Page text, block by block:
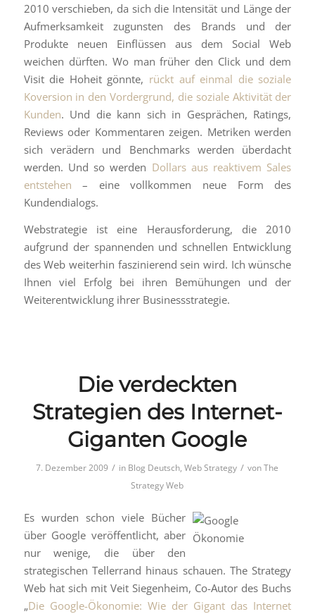
2010 verschieben, da sich die Intensität und Länge der
Aufmerksamkeit zugunsten des Brands und der
Produkte neuen Einflüssen aus dem Social Web
weichen dürften. Wo man früher den Click und dem
Visit die Hoheit gönnte, rückt auf einmal die soziale
Koversion in den Vordergrund, die soziale Aktivität der
Kunden. Und die kann sich in Gesprächen, Ratings,
Reviews oder Kommentaren zeigen. Metriken werden
sich verädern und Benchmarks werden überdacht
werden. Und so werden Dollars aus reaktivem Sales
entstehen – eine vollkommen neue Form des
Kundendialogs.
Webstrategie ist eine Herausforderung, die 2010
aufgrund der spannenden und schnellen Entwicklung
des Web weiterhin faszinierend sein wird. Ich wünsche
Ihnen viel Erfolg bei ihren Bemühungen und der
Weiterentwicklung ihrer Businessstrategie.
Die verdeckten
Strategien des Internet-
Giganten Google
7. Dezember 2009 / in Blog Deutsch,Web Strategy / vonThe
Strategy Web
Es wurden schon viele Bücher
über Google veröffentlicht, aber
nur wenige, die über den
strategischen Tellerrand hinaus schauen. The Strategy
Web hat sich mit Veit Siegenheim, Co-Autor des Buchs
„Die Google-Ökonomie: Wie der Gigant das Internet